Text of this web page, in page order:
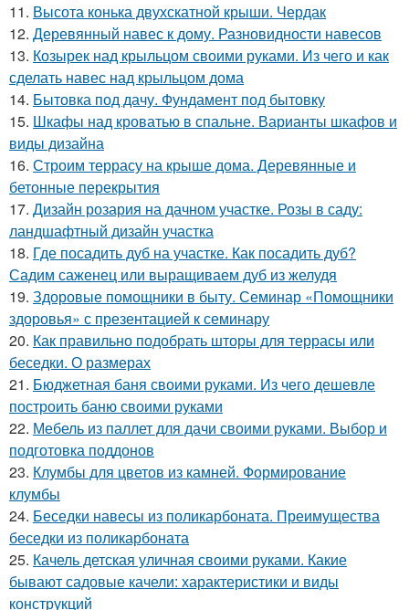
11. Высота конька двухскатной крыши. Чердак
12. Деревянный навес к дому. Разновидности навесов
13. Козырек над крыльцом своими руками. Из чего и как
сделать навес над крыльцом дома
14. Бытовка под дачу. Фундамент под бытовку
15. Шкафы над кроватью в спальне. Варианты шкафов и
виды дизайна
16. Строим террасу на крыше дома. Деревянные и
бетонные перекрытия
17. Дизайн розария на дачном участке. Розы в саду:
ландшафтный дизайн участка
18. Где посадить дуб на участке. Как посадить дуб?
Садим саженец или выращиваем дуб из желудя
19. Здоровые помощники в быту. Семинар «Помощники
здоровья» с презентацией к семинару
20. Как правильно подобрать шторы для террасы или
беседки. О размерах
21. Бюджетная баня своими руками. Из чего дешевле
построить баню своими руками
22. Мебель из паллет для дачи своими руками. Выбор и
подготовка поддонов
23. Клумбы для цветов из камней. Формирование
клумбы
24. Беседки навесы из поликарбоната. Преимущества
беседки из поликарбоната
25. Качель детская уличная своими руками. Какие
бывают садовые качели: характеристики и виды
конструкций